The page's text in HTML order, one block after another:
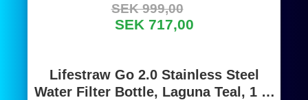
SEK 999,00
SEK 717,00
Lifestraw Go 2.0 Stainless Steel
Water Filter Bottle, Laguna Teal, 1 L,